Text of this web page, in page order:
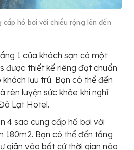
cấp hồ bơi với chiều rộng lên đến
1 của khách sạn có một
được thiết kế riêng đạt chuẩn
lưu trú. Bạn có thể đến
rèn luyện sức khỏe khi nghỉ
Lạt Hotel.
4 sao cung cấp hồ bơi với
180m2. Bạn có thể đến tầng
giãn vào bất cứ thời gian nào